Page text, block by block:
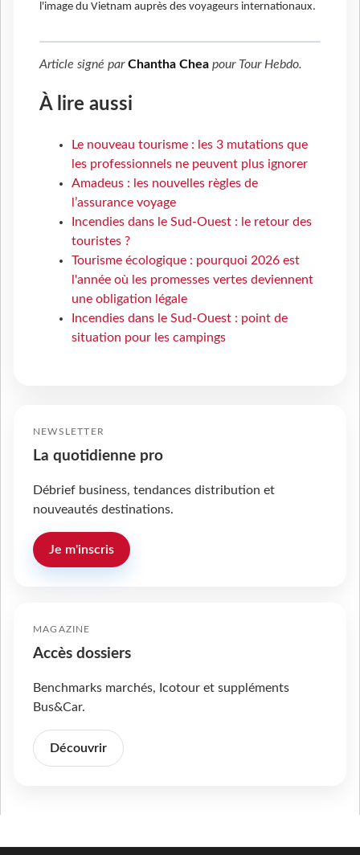
l'image du Vietnam auprès des voyageurs internationaux.
Article signé parChantha Chea pour Tour Hebdo.
À lire aussi
Le nouveau tourisme : les 3 mutations que
les professionnels ne peuvent plus ignorer
Amadeus : les nouvelles règles de
l’assurance voyage
Incendies dans le Sud-Ouest : le retour des
touristes ?
Tourisme écologique : pourquoi 2026 est
l'année où les promesses vertes deviennent
une obligation légale
Incendies dans le Sud-Ouest : point de
situation pour les campings
NEWSLETTER
La quotidienne pro
Débrief business, tendances distribution et
nouveautés destinations.
Je m'inscris
MAGAZINE
Accès dossiers
Benchmarks marchés, Icotour et suppléments
Bus&Car.
Découvrir